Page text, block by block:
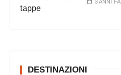
3 ANNI FA
DESTINAZIONI